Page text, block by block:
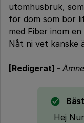
utomhusbruk,
för dom som bor
med Fiber inom
Nåt ni vet kanske
[Redigerat] -
Hej